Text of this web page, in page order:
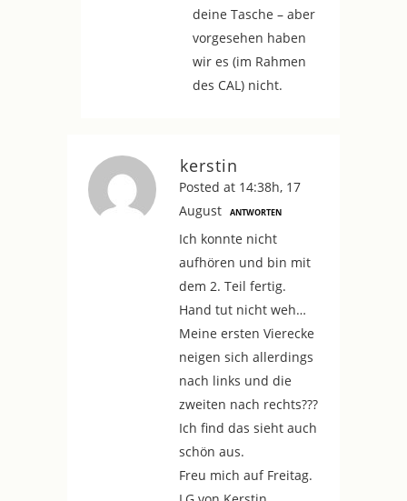
deine Tasche – aber
vorgesehen haben
wir es (im Rahmen
des CAL) nicht.
kerstin
Posted at 14:38h, 17
August
ANTWORTEN
Ich konnte nicht
aufhören und bin mit
dem 2. Teil fertig.
Hand tut nicht weh…
Meine ersten Vierecke
neigen sich allerdings
nach links und die
zweiten nach rechts???
Ich find das sieht auch
schön aus.
Freu mich auf Freitag.